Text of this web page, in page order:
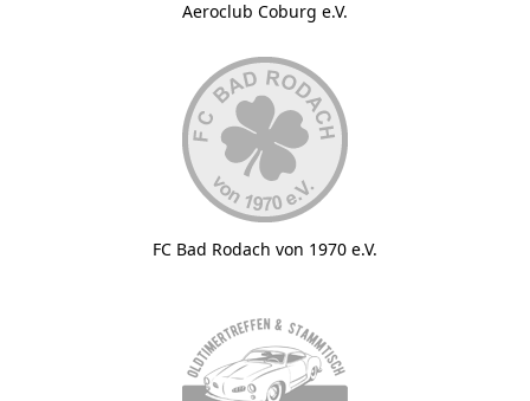
Aeroclub Coburg e.V.
FC Bad Rodach von 1970 e.V.